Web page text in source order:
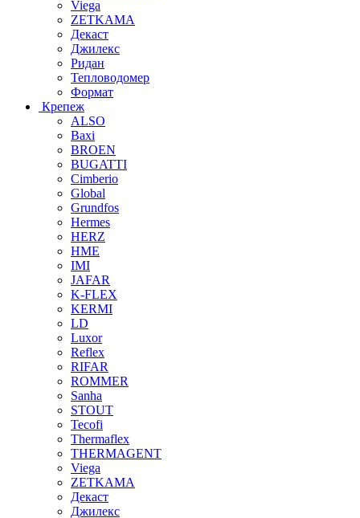
Viega
ZETKAMA
Декаст
Джилекс
Ридан
Тепловодомер
Формат
Крепеж
ALSO
Baxi
BROEN
BUGATTI
Cimberio
Global
Grundfos
Hermes
HERZ
HME
IMI
JAFAR
K-FLEX
KERMI
LD
Luxor
Reflex
RIFAR
ROMMER
Sanha
STOUT
Tecofi
Thermaflex
THERMAGENT
Viega
ZETKAMA
Декаст
Джилекс